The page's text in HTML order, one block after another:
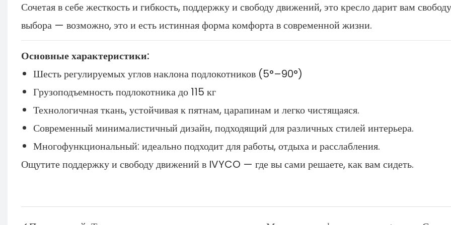
Сочетая в себе жесткость и гибкость, поддержку и свободу движений, это кресло дарит вам свободу
выбора — возможно, это и есть истинная форма комфорта в современной жизни.
Основные характеристики:
Шесть регулируемых углов наклона подлокотников (5°–90°)
Грузоподъемность подлокотника до 115 кг
Технологичная ткань, устойчивая к пятнам, царапинам и легко чистящаяся.
Современный минималистичный дизайн, подходящий для различных стилей интерьера.
Многофункциональный: идеально подходит для работы, отдыха и расслабления.
Ощутите поддержку и свободу движений в IVYCO — где вы сами решаете, как вам сидеть.